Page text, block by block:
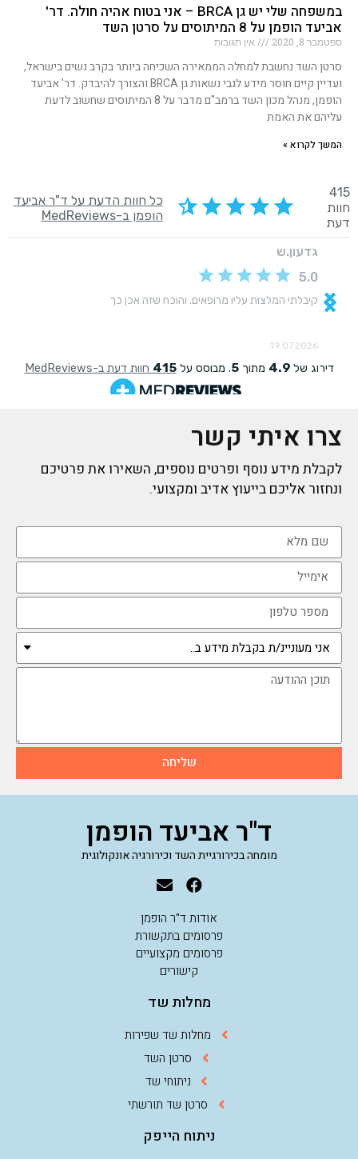
במשפחה שלי יש גן BRCA – אני בטוח אהיה חולה. דר'
אביעד הופמן על 8 המיתוסים על סרטן השד
ספטמבר 8, 2020 אין תגובות
סרטן השד נחשבת למחלה הממאירה השכיחה ביותר בקרב נשים בישראל,
ועדיין קיים חוסר מידע לגבי נשאות גן BRCA והצורך להיבדק. דר' אביעד
הופמן, מנהל מכון השד ברמב"ם מדבר על 8 המיתוסים שחשוב לדעת
עליהם את האמת
המשך לקרוא »
צרו איתי קשר
לקבלת מידע נוסף ופרטים נוספים, השאירו את פרטיכם
ונחזור אליכם בייעוץ אדיב ומקצועי.
שליחה
ד"ר אביעד הופמן
מומחה בכירורגיית השד וכירורגיה אונקולוגית
אודות ד"ר הופמן
פרסומים בתקשורת
פרסומים מקצועיים
קישורים
מחלות שד
מחלות שד שפירות
סרטן השד
ניתוחי שד
סרטן שד תורשתי
ניתוח הייפק